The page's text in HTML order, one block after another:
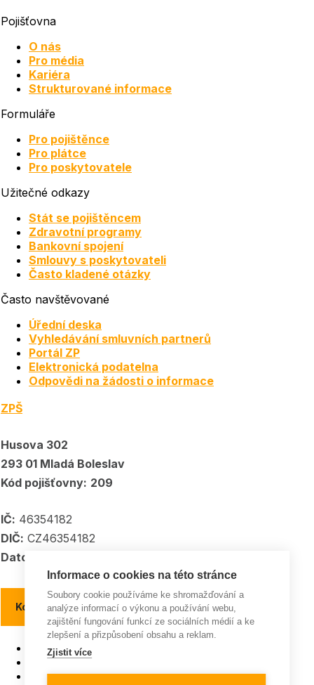
Pojišťovna
O nás
Pro média
Kariéra
Strukturované informace
Formuláře
Pro pojištěnce
Pro plátce
Pro poskytovatele
Užitečné odkazy
Stát se pojištěncem
Zdravotní programy
Bankovní spojení
Smlouvy s poskytovateli
Často kladené otázky
Často navštěvované
Úřední deska
Vyhledávání smluvních partnerů
Portál ZP
Elektronická podatelna
Odpovědi na žádosti o informace
ZPŠ
Husova 302
293 01 Mladá Boleslav
Kód pojišťovny: 209
IČ: 46354182
DIČ: CZ46354182
Datové schránka:
Kontakty a kontaktní místa
Pojišťovna roku
ISO 9001
Všeobecná pravidla soutěží
Informace o cookies na této stránce
Soubory cookie používáme ke shromažďování a
analýze informací o výkonu a používání webu,
zajištění fungování funkcí ze sociálních médií a ke
zlepšení a přizpůsobení obsahu a reklam.
Zjistit více